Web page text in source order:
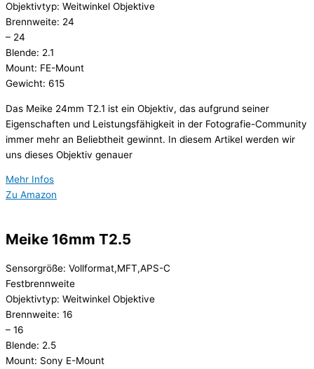
Objektivtyp: Weitwinkel Objektive
Brennweite: 24
– 24
Blende: 2.1
Mount: FE-Mount
Gewicht: 615
Das Meike 24mm T2.1 ist ein Objektiv, das aufgrund seiner
Eigenschaften und Leistungsfähigkeit in der Fotografie-Community
immer mehr an Beliebtheit gewinnt. In diesem Artikel werden wir
uns dieses Objektiv genauer
Mehr Infos
Zu Amazon
Meike 16mm T2.5
Sensorgröße: Vollformat,MFT,APS-C
Festbrennweite
Objektivtyp: Weitwinkel Objektive
Brennweite: 16
– 16
Blende: 2.5
Mount: Sony E-Mount